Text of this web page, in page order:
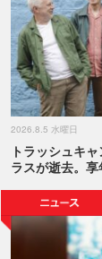
2026.8.5 水曜日
トラッシュキ
ラスが逝去。